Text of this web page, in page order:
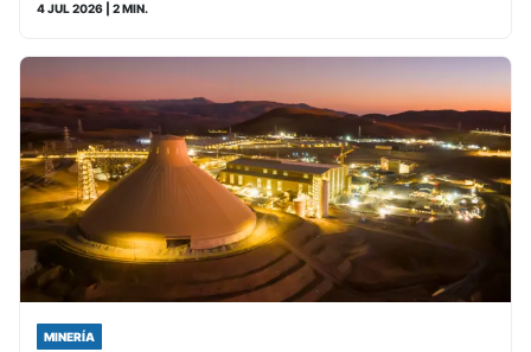
4 JUL 2026 | 2 MIN.
MINERÍA